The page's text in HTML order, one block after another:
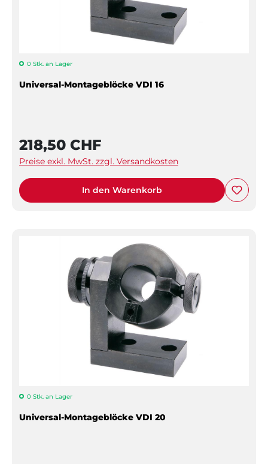
0 Stk. an Lager
Universal-Montageblöcke VDI 16
218,50 CHF
Preise exkl. MwSt. zzgl. Versandkosten
In den Warenkorb
0 Stk. an Lager
Universal-Montageblöcke VDI 20